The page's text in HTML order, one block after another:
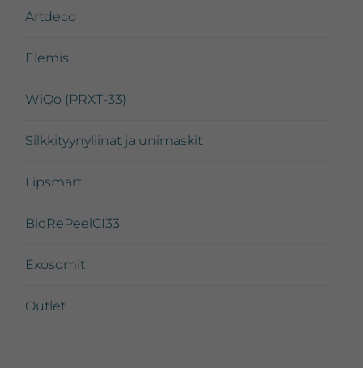
Artdeco
Elemis
WiQo (PRXT-33)
Silkkityynyliinat ja unimaskit
Lipsmart
BioRePeelCI33
Exosomit
Outlet